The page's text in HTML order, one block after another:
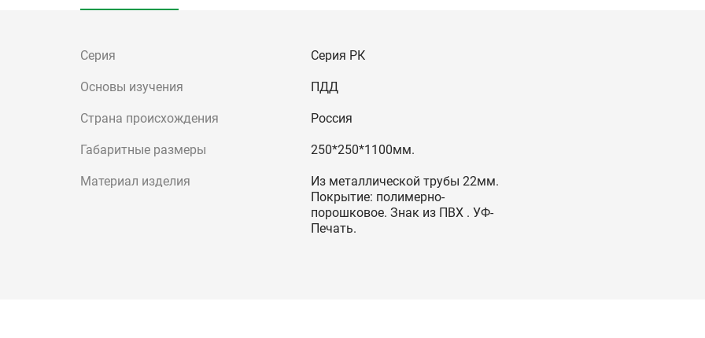
Серия Серия РК
Основы изучения ПДД
Страна происхождения Россия
Габаритные размеры 250*250*1100мм.
Материал изделия
Из металлической трубы 22мм.
Покрытие: полимерно-
порошковое. Знак из ПВХ . УФ-
Печать.